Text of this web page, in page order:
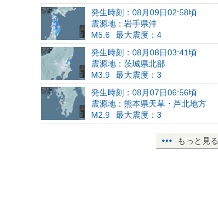
発生時刻：08月09日02:58頃
震源地：岩手県沖
M5.6
最大震度：4
発生時刻：08月08日03:41頃
震源地：茨城県北部
M3.9
最大震度：3
発生時刻：08月07日06:56頃
震源地：熊本県天草・芦北地方
M2.9
最大震度：3
もっと見る